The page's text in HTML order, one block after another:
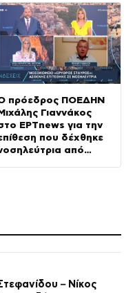
πρόεδρος ΠΟΕΔΗΝ
Γιαννάκος
ΕΡΤnews για την
που δέχθηκε
από
– Νίκος